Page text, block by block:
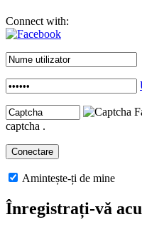
Connect with:
captcha .
Amintește-ți de mine
Înregistrați-vă